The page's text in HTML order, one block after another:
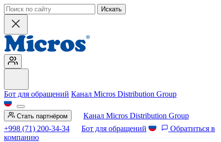
Искать
Бот для обращений Канал Micros Distribution Group
Стать партнёром
Канал Micros Distribution Group
+998 (71) 200-34-34
Бот для обращений
Обратиться в
компанию